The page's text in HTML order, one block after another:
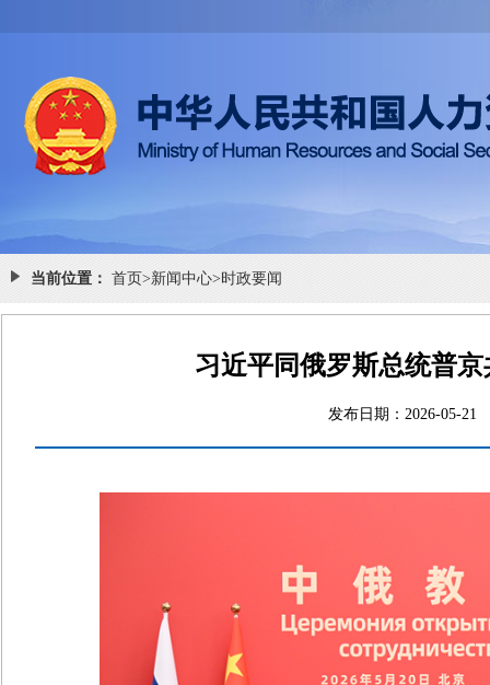
当前位置： 首页>新闻中心>时政要闻
习近平同俄罗斯总统普
发布日期：